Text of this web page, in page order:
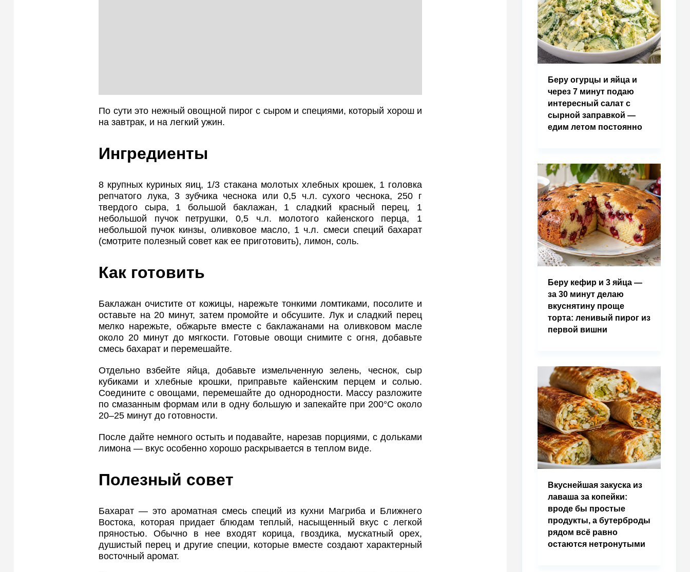
По сути это нежный овощной пирог с сыром и специями, который хорош и
на завтрак, и на легкий ужин.
Ингредиенты
8 крупных куриных яиц, 1/3 стакана молотых хлебных крошек, 1 головка
репчатого лука, 3 зубчика чеснока или 0,5 ч.л. сухого чеснока, 250 г
твердого сыра, 1 большой баклажан, 1 сладкий красный перец, 1
небольшой пучок петрушки, 0,5 ч.л. молотого кайенского перца, 1
небольшой пучок кинзы, оливковое масло, 1 ч.л. смеси специй бахарат
(смотрите полезный совет как ее приготовить), лимон, соль.
Как готовить
Баклажан очистите от кожицы, нарежьте тонкими ломтиками, посолите и
оставьте на 20 минут, затем промойте и обсушите. Лук и сладкий перец
мелко нарежьте, обжарьте вместе с баклажанами на оливковом масле
около 20 минут до мягкости. Готовые овощи снимите с огня, добавьте
смесь бахарат и перемешайте.
Отдельно взбейте яйца, добавьте измельченную зелень, чеснок, сыр
кубиками и хлебные крошки, приправьте кайенским перцем и солью.
Соедините с овощами, перемешайте до однородности. Массу разложите
по смазанным формам или в одну большую и запекайте при 200°C около
20–25 минут до готовности.
После дайте немного остыть и подавайте, нарезав порциями, с дольками
лимона — вкус особенно хорошо раскрывается в теплом виде.
Полезный совет
Бахарат — это ароматная смесь специй из кухни Магриба и Ближнего
Востока, которая придает блюдам теплый, насыщенный вкус с легкой
пряностью. Обычно в нее входят корица, гвоздика, мускатный орех,
душистый перец и другие специи, которые вместе создают характерный
восточный аромат.
Беру огурцы и яйца и
через 7 минут подаю
интересный салат с
сырной заправкой —
едим летом постоянно
Беру кефир и 3 яйца —
за 30 минут делаю
вкуснятину проще
торта: ленивый пирог из
первой вишни
Вкуснейшая закуска из
лаваша за копейки:
вроде бы простые
продукты, а бутерброды
рядом всё равно
остаются нетронутыми